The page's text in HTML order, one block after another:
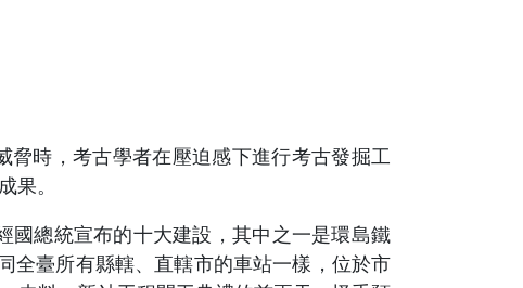
時，考古學者在壓迫感下進行考古發掘工
果。
總統宣布的十大建設，其中之一是環島鐵
臺所有縣轄、直轄市的車站一樣，位於市